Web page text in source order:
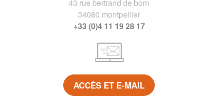
43 rue bertrand de born
34080 montpellier
+33 (0)4 11 19 28 17
ACCÈS ET E-MAIL